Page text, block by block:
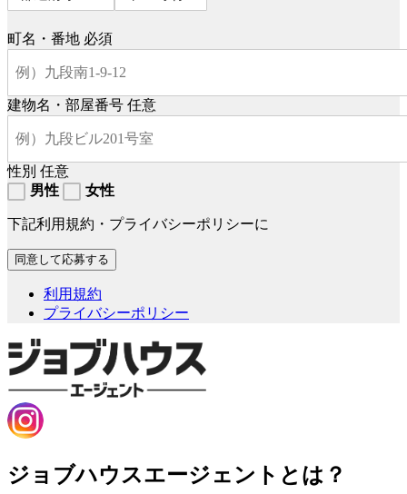
町名・番地 必須
建物名・部屋番号 任意
性別 任意
男性
女性
下記利用規約・プライバシーポリシーに
利用規約
プライバシーポリシー
ジョブハウスエージェントとは？